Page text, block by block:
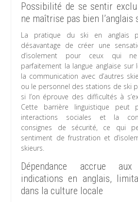
Possibilité de se sentir
ne maîtrise pas bien l’anglais
La pratique du ski en anglais
désavantage de créer une
d’isolement pour ceux qui
parfaitement la langue anglaise sur
la communication avec d’autres
ou le personnel des stations de ski
si l’on éprouve des difficultés à
Cette barrière linguistique peut
interactions sociales et la
consignes de sécurité, ce qui
sentiment de frustration et
skieurs.
Dépendance accrue
indications en anglais,
dans la culture locale